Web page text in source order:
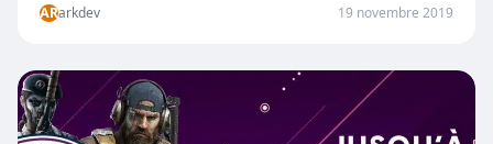
ARarkdev 19 novembre 2019